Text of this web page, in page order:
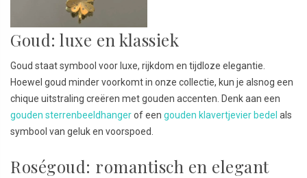
Goud: luxe en klassiek
Goud staat symbool voor luxe, rijkdom en tijdloze elegantie.
Hoewel goud minder voorkomt in onze collectie, kun je alsnog een
chique uitstraling creëren met gouden accenten. Denk aan een
gouden sterrenbeeldhangerof een gouden klavertjevier bedel als
symbool van geluk en voorspoed.
Roségoud: romantisch en elegant